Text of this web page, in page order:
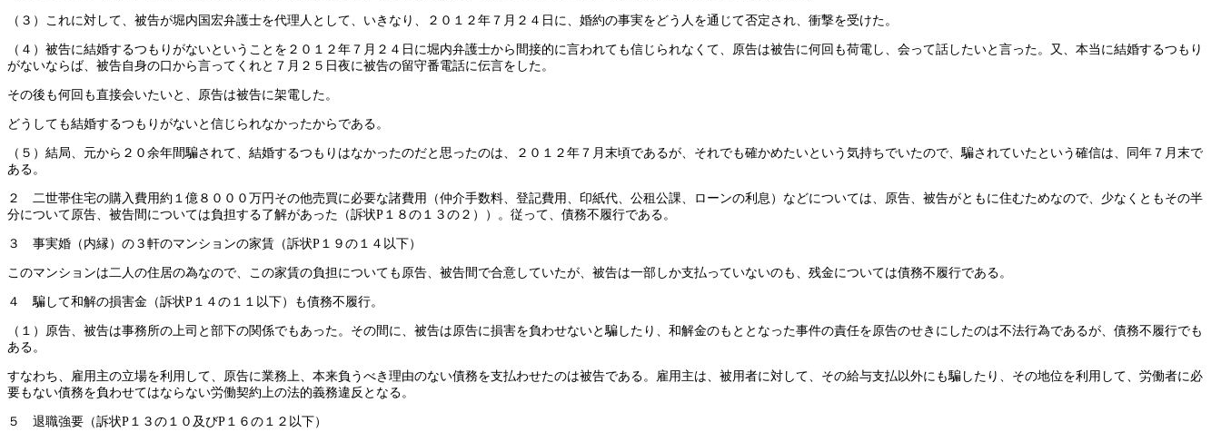
（３）これに対して、被告が堀内国宏弁護士を代理人として、いきなり、２０１２年７月２４日に、婚約の事実をどう人を通じて否定され、衝撃を受けた。
（４）被告に結婚するつもりがないということを２０１２年７月２４日に堀内弁護士から間接的に言われても信じられなくて、原告は被告に何回も荷電し、会って話したいと言った。又、本当に結婚するつもり
がないならば、被告自身の口から言ってくれと７月２５日夜に被告の留守番電話に伝言をした。
その後も何回も直接会いたいと、原告は被告に架電した。
どうしても結婚するつもりがないと信じられなかったからである。
（５）結局、元から２０余年間騙されて、結婚するつもりはなかったのだと思ったのは、２０１２年７月末頃であるが、それでも確かめたいという気持ちでいたので、騙されていたという確信は、同年７月末で
ある。
２ 二世帯住宅の購入費用約１億８０００万円その他売買に必要な諸費用（仲介手数料、登記費用、印紙代、公租公課、ローンの利息）などについては、原告、被告がともに住むためなので、少なくともその半
分について原告、被告間については負担する了解があった（訴状P１８の１３の２））。従って、債務不履行である。
３ 事実婚（内縁）の３軒のマンションの家賃（訴状P１９の１４以下）
このマンションは二人の住居の為なので、この家賃の負担についても原告、被告間で合意していたが、被告は一部しか支払っていないのも、残金については債務不履行である。
４ 騙して和解の損害金（訴状P１４の１１以下）も債務不履行。
（１）原告、被告は事務所の上司と部下の関係でもあった。その間に、被告は原告に損害を負わせないと騙したり、和解金のもととなった事件の責任を原告のせきにしたのは不法行為であるが、債務不履行でも
ある。
すなわち、雇用主の立場を利用して、原告に業務上、本来負うべき理由のない債務を支払わせたのは被告である。雇用主は、被用者に対して、その給与支払以外にも騙したり、その地位を利用して、労働者に必
要もない債務を負わせてはならない労働契約上の法的義務違反となる。
５ 退職強要（訴状P１３の１０及びP１６の１２以下）